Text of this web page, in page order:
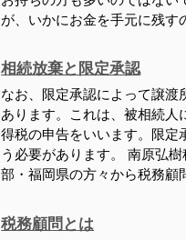
が、いかにお金を手元に残す
相続放棄と限定承認
なお、限定承認によって譲渡
あります。これは、被相続人
得税の申告をいいます。限定
う必要があります。 南原弘
部・福岡県の方々から税務顧
税務顧問とは